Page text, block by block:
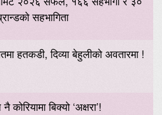
सहभागिता
हतकडी, दिव्या बेहुलीको अवतारमा !
कोरियामा बिक्यो ‘अक्षरा’!